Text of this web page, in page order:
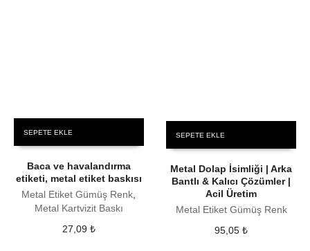
SEPETE EKLE
Baca ve havalandırma
etiketi, metal etiket baskısı
Metal Etiket Gümüş Renk
Metal Kartvizit Baskı
27,09 ₺
SEPETE EKLE
Metal Dolap İsimliği | Arka
Bantlı & Kalıcı Çözümler |
Acil Üretim
Metal Etiket Gümüş Renk
95,05₺